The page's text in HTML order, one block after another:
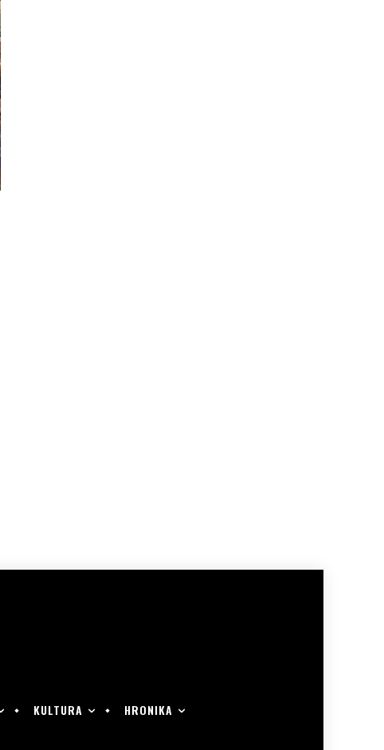
KULTURA HRONIKA